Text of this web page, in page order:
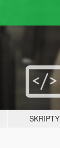
SKRIPTY